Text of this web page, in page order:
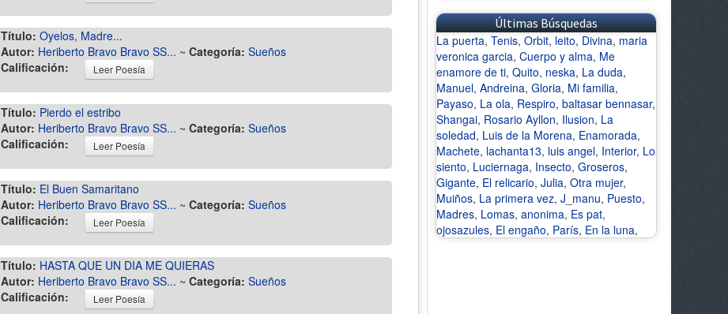
Título: Oyelos, Madre...
Autor: Heriberto Bravo Bravo SS... ~ Categoría: Sueños
Calificación:
Leer Poesía
Título: Pierdo el estribo
Autor: Heriberto Bravo Bravo SS... ~ Categoría: Sueños
Calificación:
Leer Poesía
Título: El Buen Samaritano
Autor: Heriberto Bravo Bravo SS... ~ Categoría: Sueños
Calificación:
Leer Poesía
Título: HASTA QUE UN DIA ME QUIERAS
Autor: Heriberto Bravo Bravo SS... ~ Categoría: Sueños
Calificación:
Leer Poesía
Últimas Búsquedas
La puerta, Tenis, Orbit, leito, Divina, maria
veronica garcia, Cuerpo y alma, Me
enamore de ti, Quito, neska, La duda,
Manuel, Andreina, Gloria, Mi familia,
Payaso, La ola, Respiro, baltasar bennasar,
Shangai, Rosario Ayllon, Ilusion, La
soledad, Luis de la Morena, Enamorada,
Machete, lachanta13, luis angel, Interior, Lo
siento, Luciernaga, Insecto, Groseros,
Gigante, El relicario, Julia, Otra mujer,
Muiños, La primera vez, J_manu, Puesto,
Madres, Lomas, anonima, Es pat,
ojosazules, El engaño, París, En la luna,